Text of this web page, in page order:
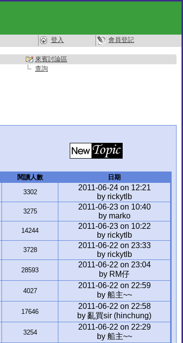
登入
會員登記
來賓討論區
查詢
閱讀人數
日期
3302
2011-06-24 on 12:21
by rickytlb
3275
2011-06-23 on 10:40
by marko
14244
2011-06-23 on 10:22
by rickytlb
3728
2011-06-22 on 23:33
by rickytlb
28593
2011-06-22 on 23:04
by RM仔
4027
2011-06-22 on 22:59
by 船主~~
17646
2011-06-22 on 22:58
by 亂買sir (hinchung)
3254
2011-06-22 on 22:29
by 船主~~